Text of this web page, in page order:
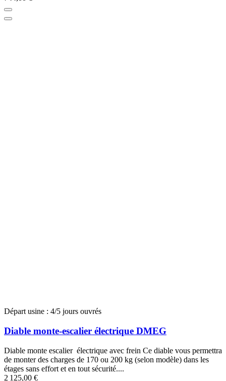
Départ usine : 4/5 jours ouvrés
Diable monte-escalier électrique DMEG
Diable monte escalier électrique avec frein Ce diable vous permettra
de monter des charges de 170 ou 200 kg (selon modèle) dans les
étages sans effort et en tout sécurité....
2 125,00 €